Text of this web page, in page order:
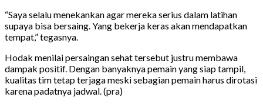
“Saya selalu menekankan agar mereka serius dalam latihan
supaya bisa bersaing. Yang bekerja keras akan mendapatkan
tempat,” tegasnya.
Hodak menilai persaingan sehat tersebut justru membawa
dampak positif. Dengan banyaknya pemain yang siap tampil,
kualitas tim tetap terjaga meski sebagian pemain harus dirotasi
karena padatnya jadwal. (pra)